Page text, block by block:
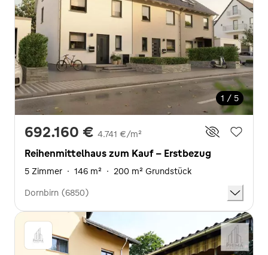
1 / 5
692.160 € 4.741 €/m²
Reihenmittelhaus zum Kauf - Erstbezug
5 Zimmer · 146 m² · 200 m² Grundstück
Dornbirn (6850)